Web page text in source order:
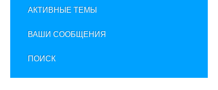
АКТИВНЫЕ ТЕМЫ
ВАШИ СООБЩЕНИЯ
ПОИСК